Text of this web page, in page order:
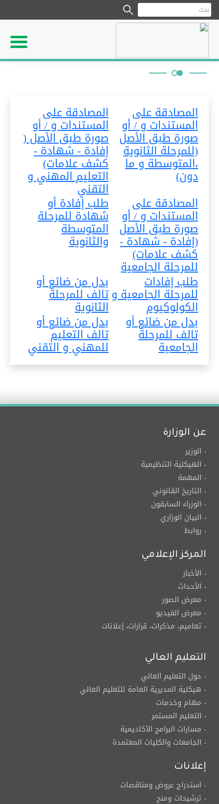
المصادقة على
المستندات و / أو
صورة طبق الأصل
(للمرحلة الثانوية
،المتوسطة و ما
دون)
المصادقة على
المستندات و / أو
صورة طبق الأصل (
إفادة - شهادة -
كشف علامات)
التعليم المهني و
التقني
المصادقة على
المستندات و / أو
صورة طبق الأصل
(إفادة - شهادة -
كشف علامات)
للمرحلة الجامعية
طلب إفادة أو
شهادة للمرحلة
المتوسطة
والثانوية
طلب إفادات
للمرحلة الجامعية و
الكولوكيوم
بدل من ضائع أو
تالف للمرحلة
الثانوية
بدل من ضائع أو
تالف للمرحلة
الجامعية
بدل من ضائع أو
تالف التعليم
للمهني و التقني
عن الوزارة
الوزير
الهيكلية التنظيمية
المهمة
التاريخ القانوني
الوزراء السابقون
البيان الوزاري
روابط
المركز الإعلامي
الأخبار
الأحداث
معرض الصور
معرض الفيديو
تعاميم، مذكرات، قرارات، إعلانات
التعليم العالي
حول التعليم العالي
هيكلية المديرية العامة للتعليم العالي
مهام وخدمات
التعليم المستمر
مسارات البرامج الأكاديمية
الجامعات والكليات المعتمدة
إعلانات
استدراج عروض ومناقصات
ترشيحات ومنح